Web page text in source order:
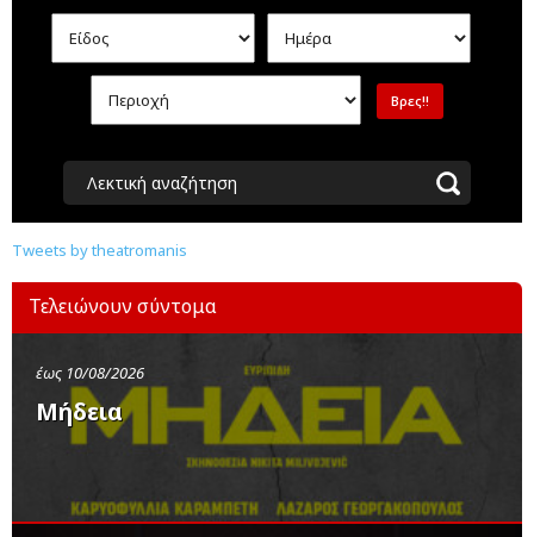
Λεκτική αναζήτηση
Tweets by theatromanis
Τελειώνουν σύντομα
έως 10/08/2026
Μήδεια